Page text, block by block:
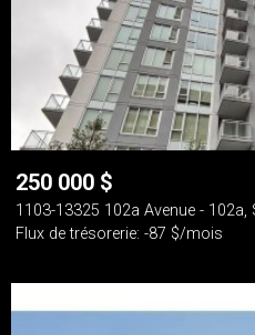
250 000 $
1103-13325 102a Avenue - 102a,
Flux de trésorerie: -87 $/mois